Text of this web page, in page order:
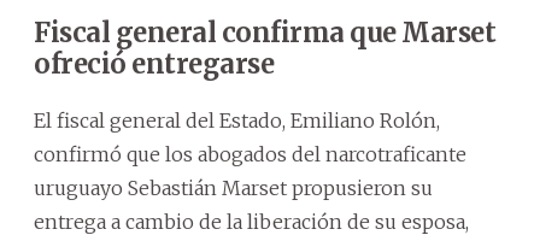
Fiscal general confirma que Marset
ofreció entregarse
El fiscal general del Estado, Emiliano Rolón,
confirmó que los abogados del narcotraficante
uruguayo Sebastián Marset propusieron su
entrega a cambio de la liberación de su esposa,